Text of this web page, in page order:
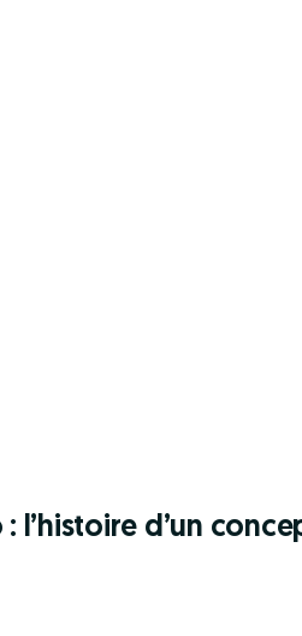
: l’histoire d’un